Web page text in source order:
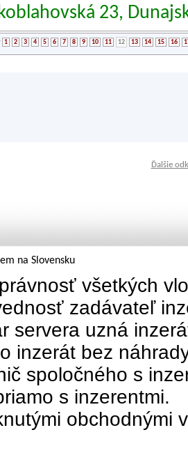
23,
1 2 3 4 5 6 7 8 9 10 11 12 13 14 15 16
Ďalšie
na Slovensku
všetkých
zadávateľ
servera uzná
inzerát bez
spoločného s
s inzerentmi.
obchodnými